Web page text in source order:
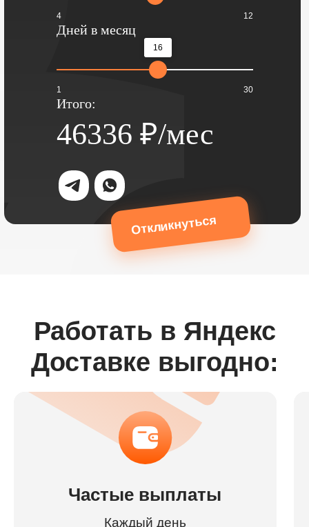
4 12
Дней в месяц
16
1 30
Итого:
46336 ₽/мес
Откликнуться
Работать в Яндекс
Доставке выгодно:
Частые выплаты
Каждый день